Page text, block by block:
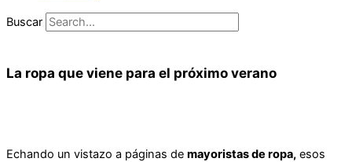
Buscar
La ropa que viene para el próximo verano
Echando un vistazo a páginas de mayoristas de ropa, esos